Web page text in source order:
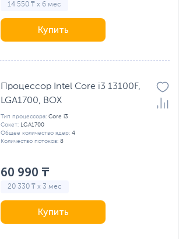
14 550 ₸ x 6 мес
Купить
Процессор Intel Core i3 13100F,
LGA1700, BOX
Тип процессора: Core i3
Сокет:
LGA1700
Общее количество ядер: 4
Количество потоков: 8
60 990 ₸
20 330 ₸ x 3 мес
Купить